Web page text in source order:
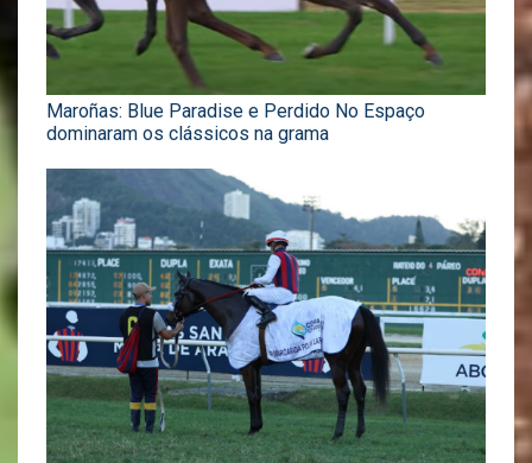
Maroñas: Blue Paradise e Perdido No Espaço
dominaram os clássicos na grama